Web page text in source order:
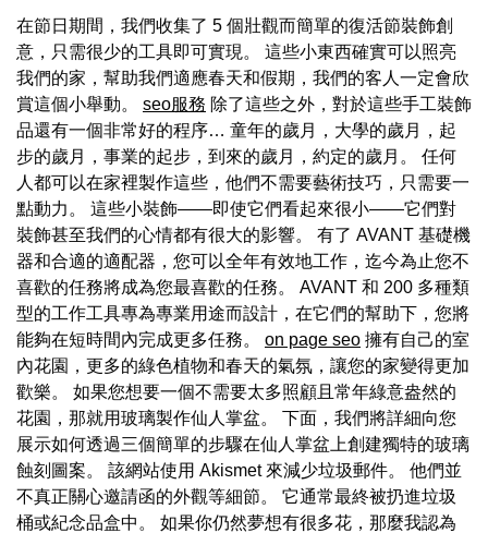
在節日期間，我們收集了 5 個壯觀而簡單的復活節裝飾創
意，只需很少的工具即可實現。 這些小東西確實可以照亮
我們的家，幫助我們適應春天和假期，我們的客人一定會欣
賞這個小舉動。 seo服務 除了這些之外，對於這些手工裝飾
品還有一個非常好的程序… 童年的歲月，大學的歲月，起
步的歲月，事業的起步，到來的歲月，約定的歲月。 任何
人都可以在家裡製作這些，他們不需要藝術技巧，只需要一
點動力。 這些小裝飾——即使它們看起來很小——它們對
裝飾甚至我們的心情都有很大的影響。 有了 AVANT 基礎機
器和合適的適配器，您可以全年有效地工作，迄今為止您不
喜歡的任務將成為您最喜歡的任務。 AVANT 和 200 多種類
型的工作工具專為專業用途而設計，在它們的幫助下，您將
能夠在短時間內完成更多任務。 on page seo 擁有自己的室
內花園，更多的綠色植物和春天的氣氛，讓您的家變得更加
歡樂。 如果您想要一個不需要太多照顧且常年綠意盎然的
花園，那就用玻璃製作仙人掌盆。 下面，我們將詳細向您
展示如何透過三個簡單的步驟在仙人掌盆上創建獨特的玻璃
蝕刻圖案。 該網站使用 Akismet 來減少垃圾郵件。 他們並
不真正關心邀請函的外觀等細節。 它通常最終被扔進垃圾
桶或紀念品盒中。 如果你仍然夢想有很多花，那麼我認為